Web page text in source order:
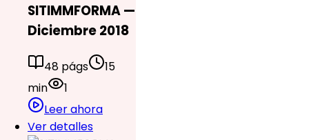
SITIMMFORMA —
Diciembre 2018
48 págs
15
min
1
Leer ahora
Ver detalles